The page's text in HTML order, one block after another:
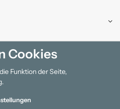
Cookies
Funktion der Seite,